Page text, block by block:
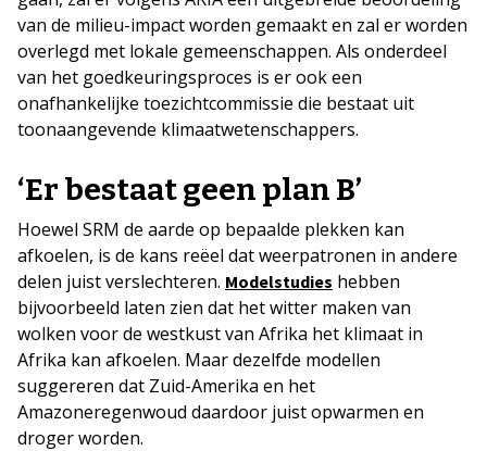
van de milieu-impact worden gemaakt en zal er worden
overlegd met lokale gemeenschappen. Als onderdeel
van het goedkeuringsproces is er ook een
onafhankelijke toezichtcommissie die bestaat uit
toonaangevende klimaatwetenschappers.
‘Er bestaat geen plan B’
Hoewel SRM de aarde op bepaalde plekken kan
afkoelen, is de kans reëel dat weerpatronen in andere
delen juist verslechteren. Modelstudies hebben
bijvoorbeeld laten zien dat het witter maken van
wolken voor de westkust van Afrika het klimaat in
Afrika kan afkoelen. Maar dezelfde modellen
suggereren dat Zuid-Amerika en het
Amazoneregenwoud daardoor juist opwarmen en
droger worden.